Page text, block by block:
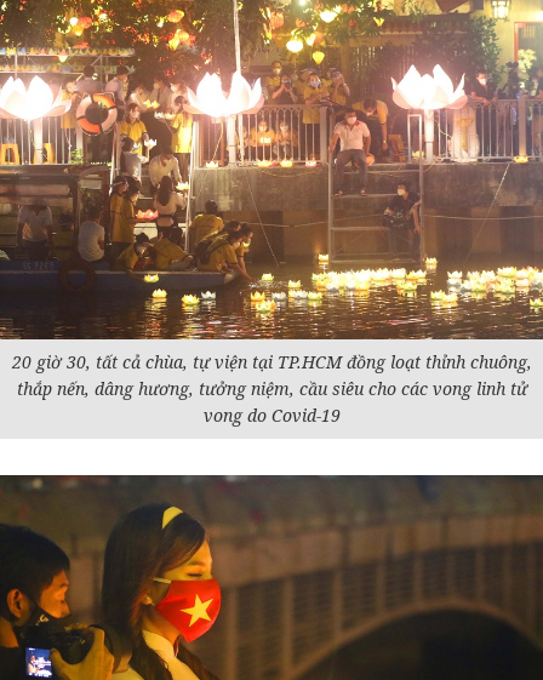
20 giờ 30, tất cả chùa, tự viện tại TP.HCM đồng loạt thỉnh chuông,
thắp nến, dâng hương, tưởng niệm, cầu siêu cho các vong linh tử
vong do Covid-19